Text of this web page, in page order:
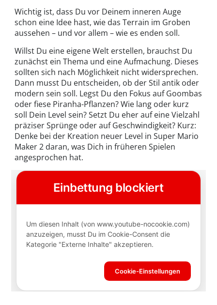
Wichtig ist, dass Du vor Deinem inneren Auge
schon eine Idee hast, wie das Terrain im Groben
aussehen – und vor allem – wie es enden soll.
Willst Du eine eigene Welt erstellen, brauchst Du
zunächst ein Thema und eine Aufmachung. Dieses
sollten sich nach Möglichkeit nicht widersprechen.
Dann musst Du entscheiden, ob der Stil antik oder
modern sein soll. Legst Du den Fokus auf Goombas
oder fiese Piranha-Pflanzen? Wie lang oder kurz
soll Dein Level sein? Setzt Du eher auf eine Vielzahl
präziser Sprünge oder auf Geschwindigkeit? Kurz:
Denke bei der Kreation neuer Level in Super Mario
Maker 2 daran, was Dich in früheren Spielen
angesprochen hat.